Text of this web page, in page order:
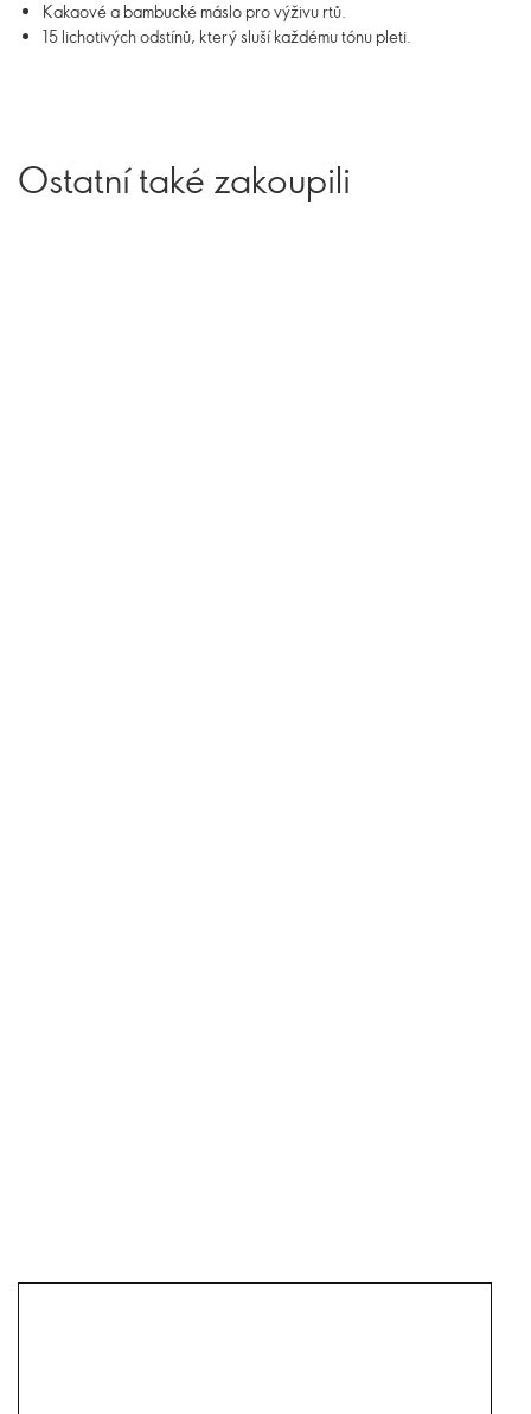
Kakaové a bambucké máslo pro výživu rtů.
15 lichotivých odstínů, který sluší každému tónu pleti.
Ostatní také zakoupili